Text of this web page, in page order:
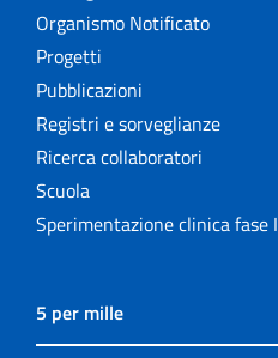
Organismo Notificato
Progetti
Pubblicazioni
Registri e sorveglianze
Ricerca collaboratori
Scuola
Sperimentazione clinica fase I
5 per mille